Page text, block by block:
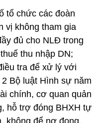
tổ chức các đoàn
vị không tham gia
đủ cho NLĐ trong
thu nhập DN;
tra để xử lý với
Bộ luật Hình sự năm
chính, cơ quan quản
hỗ trợ đóng BHXH tự
không để nợ đọng.